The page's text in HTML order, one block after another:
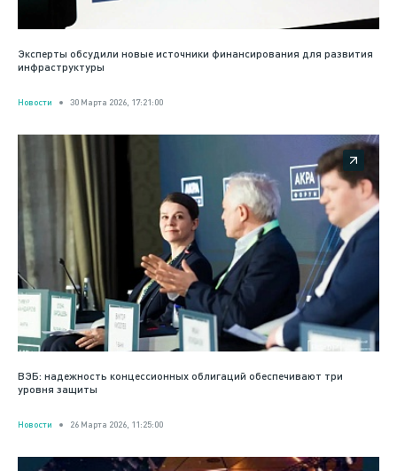
Эксперты обсудили новые источники финансирования для развития
инфраструктуры
Новости 30 Марта 2026, 17:21:00
ВЭБ: надежность концессионных облигаций обеспечивают три
уровня защиты
Новости 26 Марта 2026, 11:25:00